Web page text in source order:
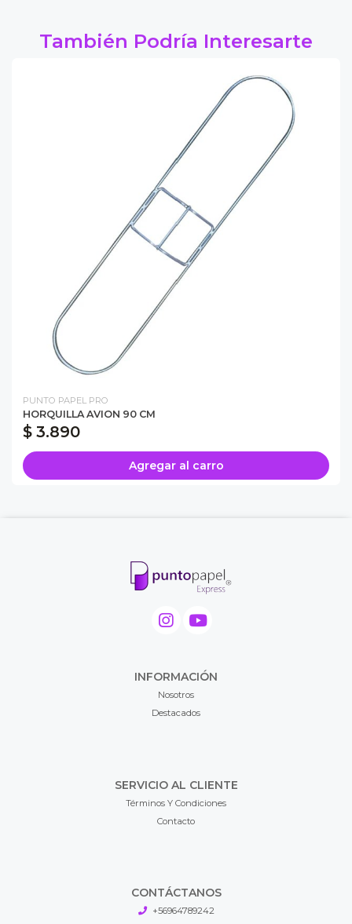
También Podría Interesarte
PUNTO PAPEL PRO
HORQUILLA AVION 90 CM
$ 3.890
Agregar al carro
INFORMACIÓN
Nosotros
Destacados
SERVICIO AL CLIENTE
Términos Y Condiciones
Contacto
CONTÁCTANOS
+56964789242